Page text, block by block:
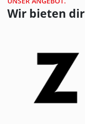
Wir bieten dir